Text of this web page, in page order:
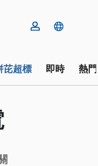
芘超標 即時 熱